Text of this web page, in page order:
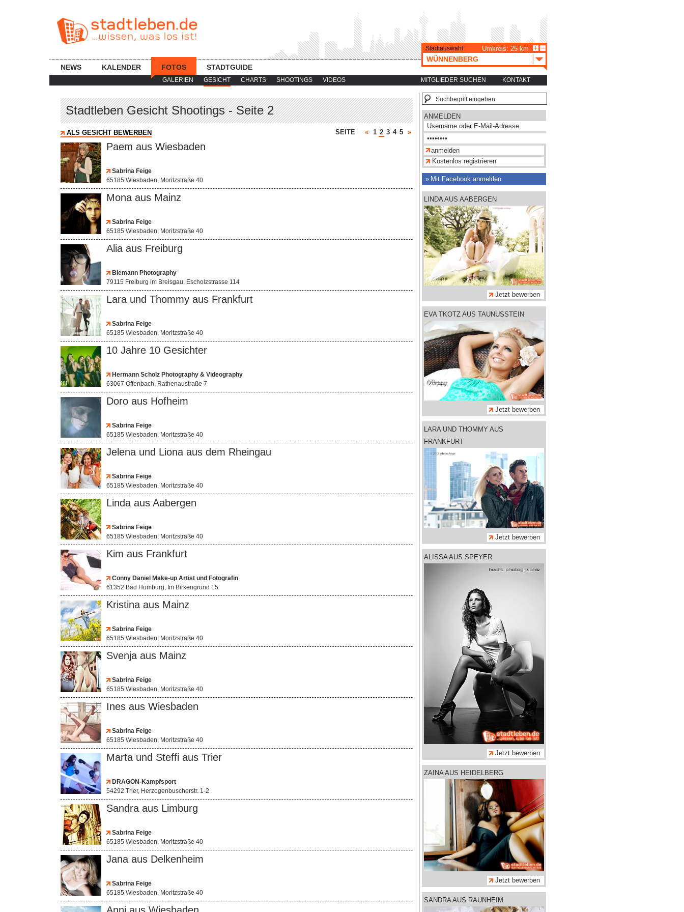
GALERIEN GESICHT CHARTS SHOOTINGS VIDEOS MITGLIEDER SUCHEN KONTAKT
NEWS KALENDER FOTOS STADTGUIDE
Stadtauswahl: Umkreis: 25 km
WÜNNENBERG
Stadtleben Gesicht Shootings - Seite 2
SEITE « 1 2 3 4 5 »
ALS GESICHT BEWERBEN
Paem aus Wiesbaden
Sabrina Feige
65185 Wiesbaden, Moritzstraße 40
Mona aus Mainz
Sabrina Feige
65185 Wiesbaden, Moritzstraße 40
Alia aus Freiburg
Biemann Photography
79115 Freiburg im Breisgau, Escholzstrasse 114
Lara und Thommy aus Frankfurt
Sabrina Feige
65185 Wiesbaden, Moritzstraße 40
10 Jahre 10 Gesichter
Hermann Scholz Photography & Videography
63067 Offenbach, Rathenaustraße 7
Doro aus Hofheim
Sabrina Feige
65185 Wiesbaden, Moritzstraße 40
Jelena und Liona aus dem Rheingau
Sabrina Feige
65185 Wiesbaden, Moritzstraße 40
Linda aus Aabergen
Sabrina Feige
65185 Wiesbaden, Moritzstraße 40
Kim aus Frankfurt
Conny Daniel Make-up Artist und Fotografin
61352 Bad Homburg, Im Birkengrund 15
Kristina aus Mainz
Sabrina Feige
65185 Wiesbaden, Moritzstraße 40
Svenja aus Mainz
Sabrina Feige
65185 Wiesbaden, Moritzstraße 40
Ines aus Wiesbaden
Sabrina Feige
65185 Wiesbaden, Moritzstraße 40
Marta und Steffi aus Trier
DRAGON-Kampfsport
54292 Trier, Herzogenbuscherstr. 1-2
Sandra aus Limburg
Sabrina Feige
65185 Wiesbaden, Moritzstraße 40
Jana aus Delkenheim
Sabrina Feige
65185 Wiesbaden, Moritzstraße 40
ANMELDEN
Kostenlos registrieren
Mit Facebook anmelden
LINDA AUS AABERGEN
Jetzt bewerben
EVA TKOTZ AUS TAUNUSSTEIN
Jetzt bewerben
LARA UND THOMMY AUS
FRANKFURT
Jetzt bewerben
ALISSA AUS SPEYER
Jetzt bewerben
ZAINA AUS HEIDELBERG
Jetzt bewerben
SANDRA AUS RAUNHEIM